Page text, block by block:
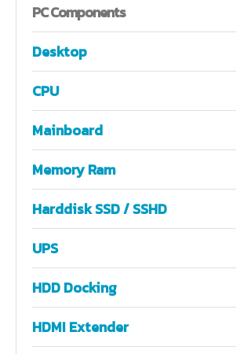
PCComponents
Desktop
CPU
Mainboard
Memory Ram
Harddisk SSD / SSHD
UPS
HDD Docking
HDMI Extender